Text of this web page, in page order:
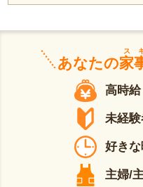
あなたの家
ス
高時
未経
好きな
主婦/